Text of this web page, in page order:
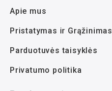
Apie mus
Pristatymas ir Grąžinimas
Parduotuvės taisyklės
Privatumo politika